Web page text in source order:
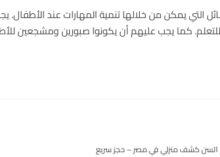
التي يمكن من خلالها تنمية المهارات عند الأطفال.
كما يجب عليهم أن يكونوا صبورين ومشجعين
السن كشف منزلي في مصر – حجز سريع